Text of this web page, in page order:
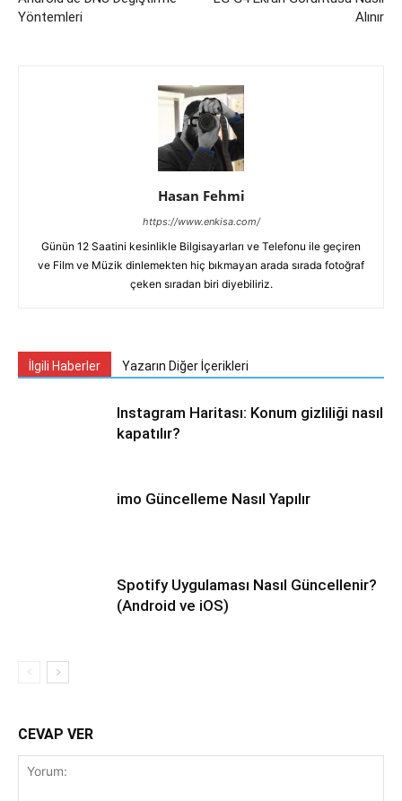
Yöntemleri
Alınır
Hasan Fehmi
https://www.enkisa.com/
Günün 12 Saatini kesinlikle Bilgisayarları ve Telefonu ile geçiren
ve Film ve Müzik dinlemekten hiç bıkmayan arada sırada fotoğraf
çeken sıradan biri diyebiliriz.
İlgili Haberler Yazarın Diğer İçerikleri
Instagram Haritası: Konum gizliliği nasıl
kapatılır?
imo Güncelleme Nasıl Yapılır
Spotify Uygulaması Nasıl Güncellenir?
(Android ve iOS)
CEVAP VER